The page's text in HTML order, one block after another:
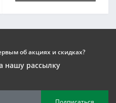
об акциях и скидках?
нашу рассылку